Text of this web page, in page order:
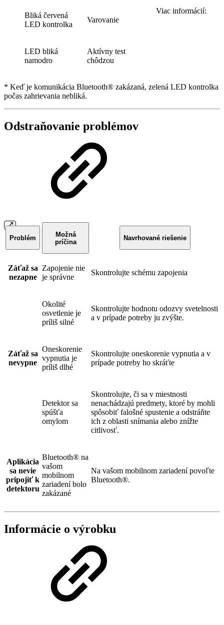
Viac informácií:
Bliká červená
LED kontrolka
Varovanie
LED bliká
namodro
Aktívny test
chôdzou
* Keď je komunikácia Bluetooth® zakázaná, zelená LED kontrolka
počas zahrievania nebliká.
Odstraňovanie problémov
Problém
Možná
príčina
Navrhované riešenie
Záťaž sa
nezapne
Zapojenie nie
je správne
Skontrolujte schému zapojenia
Okolité
osvetlenie je
príliš silné
Skontrolujte hodnotu odozvy svetelnosti
a v prípade potreby ju zvýšte.
Záťaž sa
nevypne
Oneskorenie
vypnutia je
príliš dlhé
Skontrolujte oneskorenie vypnutia a v
prípade potreby ho skráťte
Detektor sa
spúšťa
omylom
Skontrolujte, či sa v miestnosti
nenachádzajú predmety, ktoré by mohli
spôsobiť falošné spustenie a odstráňte
ich z oblasti snímania alebo znížte
citlivosť.
Aplikácia
sa nevie
pripojiť k
detektoru
Bluetooth® na
vašom
mobilnom
zariadení bolo
zakázané
Na vašom mobilnom zariadení povoľte
Bluetooth®.
Informácie o výrobku